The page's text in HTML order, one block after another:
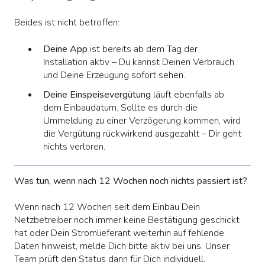
Beides ist nicht betroffen:
Deine App ist bereits ab dem Tag der
Installation aktiv – Du kannst Deinen Verbrauch
und Deine Erzeugung sofort sehen.
Deine Einspeisevergütung läuft ebenfalls ab
dem Einbaudatum. Sollte es durch die
Ummeldung zu einer Verzögerung kommen, wird
die Vergütung rückwirkend ausgezahlt – Dir geht
nichts verloren.
Was tun, wenn nach 12 Wochen noch nichts passiert ist?
Wenn nach 12 Wochen seit dem Einbau Dein
Netzbetreiber noch immer keine Bestätigung geschickt
hat oder Dein Stromlieferant weiterhin auf fehlende
Daten hinweist, melde Dich bitte aktiv bei uns. Unser
Team prüft den Status dann für Dich individuell.